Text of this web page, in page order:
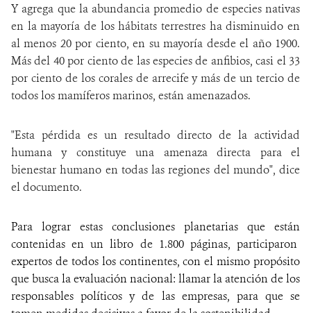
Y agrega que la abundancia promedio de especies nativas
en la mayoría de los hábitats terrestres ha disminuido en
al menos 20 por ciento, en su mayoría desde el año 1900.
Más del 40 por ciento de las especies de anfibios, casi el 33
por ciento de los corales de arrecife y más de un tercio de
todos los mamíferos marinos, están amenazados.
"Esta pérdida es un resultado directo de la actividad
humana y constituye una amenaza directa para el
bienestar humano en todas las regiones del mundo", dice
el documento.
Para lograr estas conclusiones planetarias que están
contenidas en un libro de 1.800 páginas, participaron
expertos de todos los continentes, con el mismo propósito
que busca la evaluación nacional: llamar la atención de los
responsables políticos y de las empresas, para que se